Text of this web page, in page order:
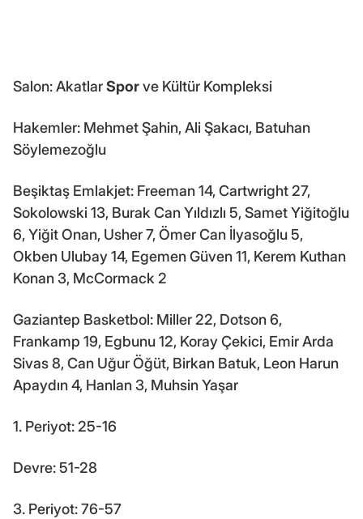
Salon: AkatlarSporve Kültür Kompleksi
Hakemler: Mehmet Şahin, Ali Şakacı, Batuhan
Söylemezoğlu
Beşiktaş Emlakjet: Freeman 14, Cartwright 27,
Sokolowski 13, Burak Can Yıldızlı 5, Samet Yiğitoğlu
6, Yiğit Onan, Usher 7, Ömer Can İlyasoğlu 5,
Okben Ulubay 14, Egemen Güven 11, Kerem Kuthan
Konan 3, McCormack 2
Gaziantep Basketbol: Miller 22, Dotson 6,
Frankamp 19, Egbunu 12, Koray Çekici, Emir Arda
Sivas 8, Can Uğur Öğüt, Birkan Batuk, Leon Harun
Apaydın 4, Hanlan 3, Muhsin Yaşar
1. Periyot: 25-16
Devre: 51-28
3. Periyot: 76-57